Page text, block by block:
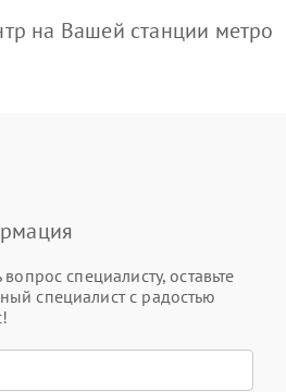
на Вашей станции метро
специалисту, оставьте
специалист с радостью